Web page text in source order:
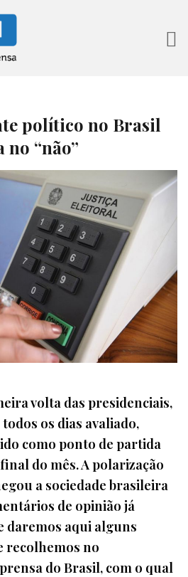
político no Brasil
no “não”
volta das presidenciais,
os dias avaliado,
como ponto de partida
do mês. A polarização
a sociedade brasileira
de opinião já
daremos aqui alguns
recolhemos no
do Brasil, com o qual